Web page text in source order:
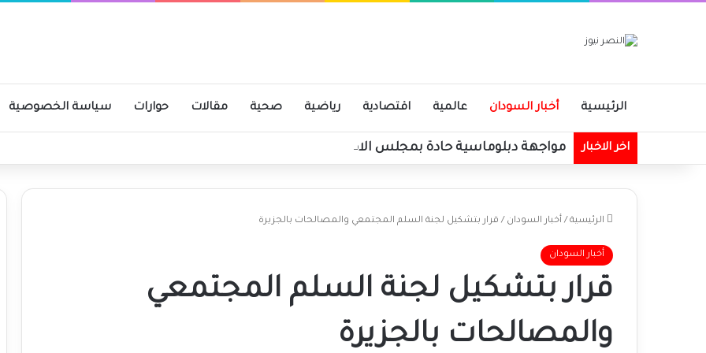
الرئيسية أخبار السودان عالمية اقتصادية رياضية صحية مقالات حوارات سياسة الخصوصية
اخر الاخبار
الرئيسية / أخبار السودان / قرار بتشكيل لجنة السلم المجتمعي والمصالحات بالجزيرة
أخبار السودان
قرار بتشكيل لجنة السلم المجتمعي
والمصالحات بالجزيرة